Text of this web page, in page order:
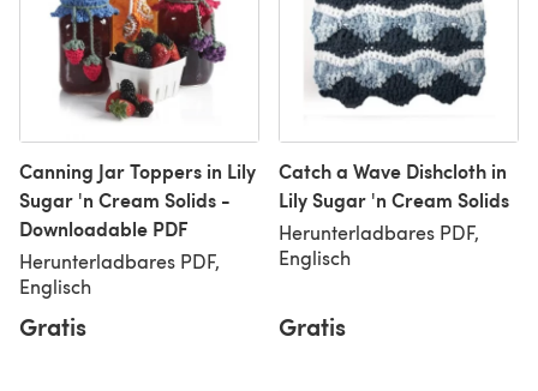
Canning Jar Toppers in Lily
Sugar 'n Cream Solids -
Downloadable PDF
Herunterladbares PDF,
Englisch
Gratis
Catch a Wave Dishcloth in
Lily Sugar 'n Cream Solids
Herunterladbares PDF,
Englisch
Gratis